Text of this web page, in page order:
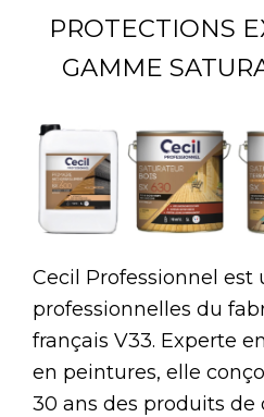
PROTECTIONS
GAMME
Cecil Professionnel est
professionnelles du
français V33. Experte
en peintures, elle
30 ans des produits de